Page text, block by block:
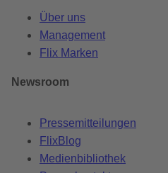
Über uns
Management
Flix Marken
Newsroom
Pressemitteilungen
FlixBlog
Medienbibliothek